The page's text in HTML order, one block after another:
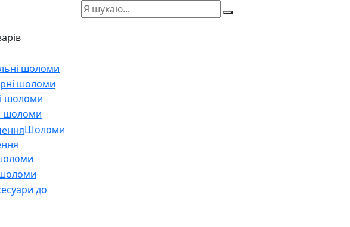
шоломи
шоломи
шоломи
шоломи
Шоломи
до